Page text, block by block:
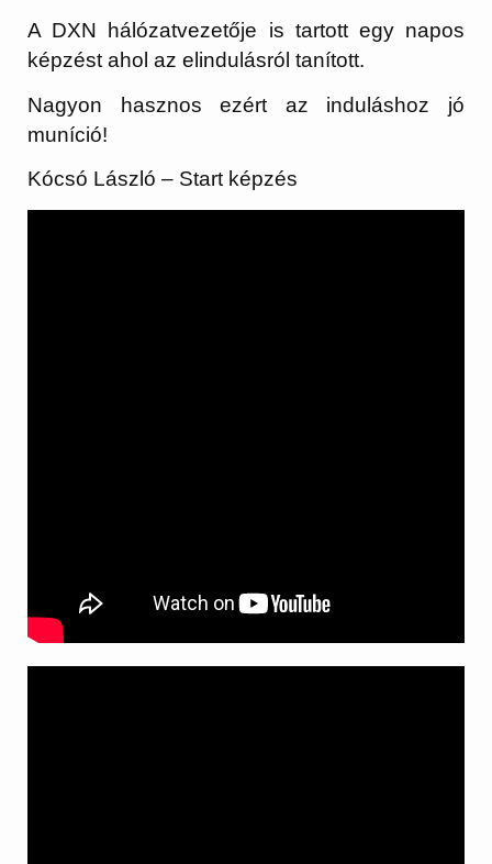
A DXN hálózatvezetője is tartott egy napos
képzést ahol az elindulásról tanított.
Nagyon hasznos ezért az induláshoz jó
muníció!
Kócsó László – Start képzés